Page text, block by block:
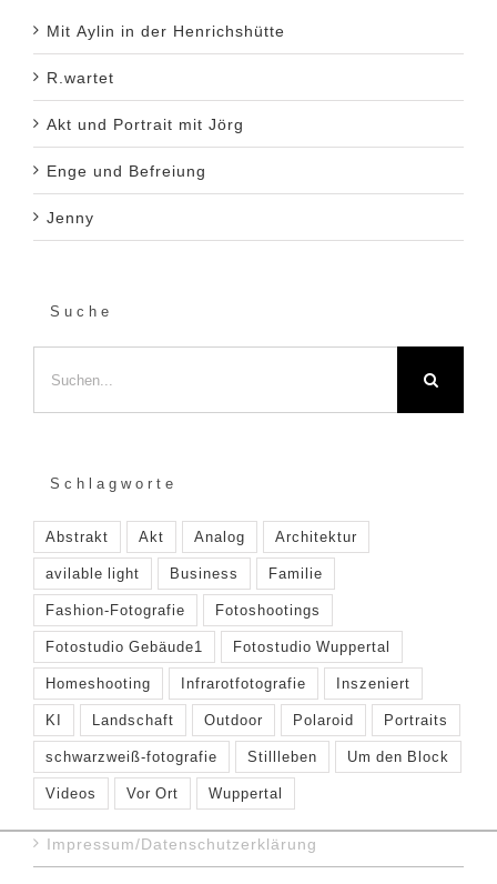
Mit Aylin in der Henrichshütte
R.wartet
Akt und Portrait mit Jörg
Enge und Befreiung
Jenny
Suche
nach:
Schlagworte
Abstrakt Akt Analog
Architektur
avilable light
Business
Familie
Fashion-Fotografie
Fotoshootings
Fotostudio Gebäude1
Fotostudio Wuppertal
Homeshooting
Infrarotfotografie
Inszeniert
KI
Landschaft Outdoor Polaroid
Portraits
schwarzweiß-fotografie
Stillleben
Um den Block
Videos
Vor Ort Wuppertal
Impressum/Datenschutzerklärung